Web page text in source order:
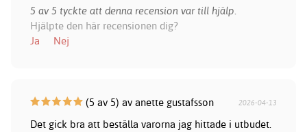
5 av 5 tyckte att denna recension var till hjälp.
Hjälpte den här recensionen dig?
Ja
Nej
(5 av 5) av anette gustafsson 2026-04-13
Det gick bra att beställa varorna jag hittade i utbudet.